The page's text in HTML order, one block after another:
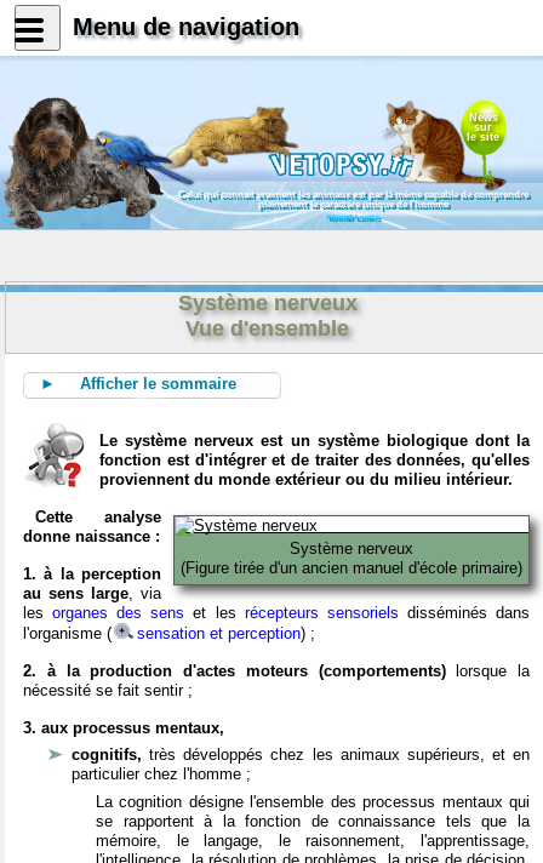
News
sur
le site
Celui qui connait vraiment les animaux est par là même capable de comprendre
pleinement le caractère unique de l'homme
Konrad Lorenz
Système nerveux
Vue d'ensemble
► Afficher le sommaire
Le système nerveux est un système biologique dont la
fonction est d'intégrer et de traiter des données, qu'elles
proviennent du monde extérieur ou du milieu intérieur.
Système nerveux
(Figure tirée d'un ancien manuel d'école primaire)
Cette analyse
donne naissance :
1. à la perception
au sens large, via
lesorganes des sens et les récepteurs sensoriels disséminés dans
l'organisme (
sensation et perception) ;
2. à la production d'actes moteurs (comportements)lorsque la
nécessité se fait sentir ;
3. aux processus mentaux,
cognitifs,très développés chez les animaux supérieurs, et en
particulier chez l'homme ;
La cognition désigne l'ensemble des processus mentaux qui
se rapportent à la fonction de connaissance tels que la
mémoire, le langage, le raisonnement, l'apprentissage,
Menu de navigation